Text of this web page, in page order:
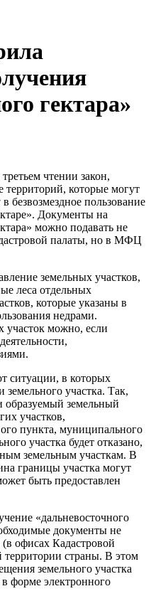
гектара»
чтении закон,
которые могут
безвозмездное пользование
Документы на
можно подавать не
палаты, но в МФЦ
земельных участков,
леса отдельных
которые указаны в
недрами.
участок можно, если
ситуации, в которых
земельного участка. Так,
образуемый земельный
участков,
пункта, муниципального
участка будет отказано,
земельным участкам. В
границы участка могут
быть предоставлен
«дальневосточного
документы не
офисах Кадастровой
страны. В этом
земельного участка
форме электронного